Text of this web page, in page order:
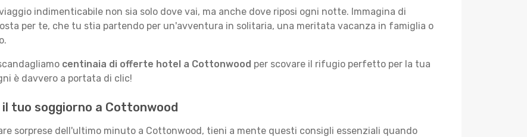
indimenticabile non sia solo dove vai, ma anche dove riposi ogni notte. Immagina di
per te, che tu stia partendo per un'avventura in solitaria, una meritata vacanza in famiglia o
centinaia di offerte hotel a Cottonwood per scovare il rifugio perfetto per la tua
è davvero a portata di clic!
tuo soggiorno a Cottonwood
sorprese dell'ultimo minuto a Cottonwood, tieni a mente questi consigli essenziali quando